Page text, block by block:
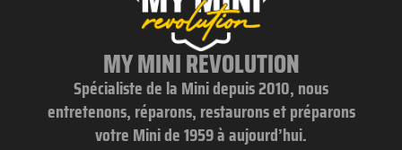
MY MINI REVOLUTION
Spécialiste de la Mini depuis 2010, nous
entretenons, réparons, restaurons et préparons
votre Mini de 1959 à aujourd’hui.